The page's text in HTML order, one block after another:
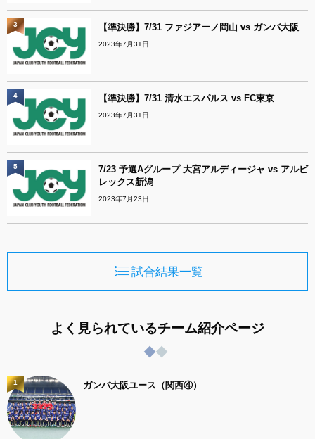
【準決勝】7/31 ファジアーノ岡山 vs ガンバ大阪
2023年7月31日
3
【準決勝】7/31 清水エスパルス vs FC東京
2023年7月31日
4
7/23 予選Aグループ 大宮アルディージャ vs アルビ
レックス新潟
2023年7月23日
5
試合結果一覧
よく見られているチーム紹介ページ
ガンバ大阪ユース（関西④）
1